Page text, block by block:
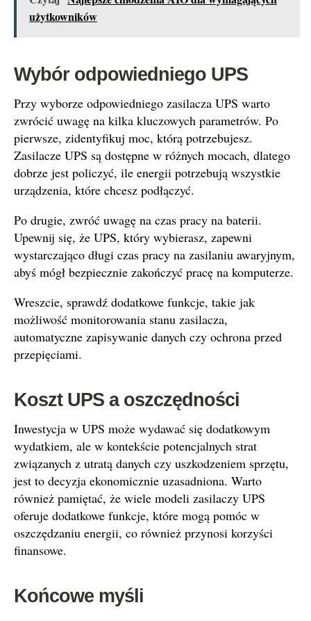
użytkowników
Wybór odpowiedniego UPS
Przy wyborze odpowiedniego zasilacza UPS warto
zwrócić uwagę na kilka kluczowych parametrów. Po
pierwsze, zidentyfikuj moc, którą potrzebujesz.
Zasilacze UPS są dostępne w różnych mocach, dlatego
dobrze jest policzyć, ile energii potrzebują wszystkie
urządzenia, które chcesz podłączyć.
Po drugie, zwróć uwagę na czas pracy na baterii.
Upewnij się, że UPS, który wybierasz, zapewni
wystarczająco długi czas pracy na zasilaniu awaryjnym,
abyś mógł bezpiecznie zakończyć pracę na komputerze.
Wreszcie, sprawdź dodatkowe funkcje, takie jak
możliwość monitorowania stanu zasilacza,
automatyczne zapisywanie danych czy ochrona przed
przepięciami.
Koszt UPS a oszczędności
Inwestycja w UPS może wydawać się dodatkowym
wydatkiem, ale w kontekście potencjalnych strat
związanych z utratą danych czy uszkodzeniem sprzętu,
jest to decyzja ekonomicznie uzasadniona. Warto
również pamiętać, że wiele modeli zasilaczy UPS
oferuje dodatkowe funkcje, które mogą pomóc w
oszczędzaniu energii, co również przynosi korzyści
finansowe.
Końcowe myśli